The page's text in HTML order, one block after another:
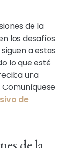
de la
los desafíos
a estas
lo que esté
una
de